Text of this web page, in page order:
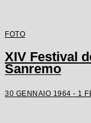
FOTO
XIV Festival
Sanremo
30 GENNAIO 1964 - 1